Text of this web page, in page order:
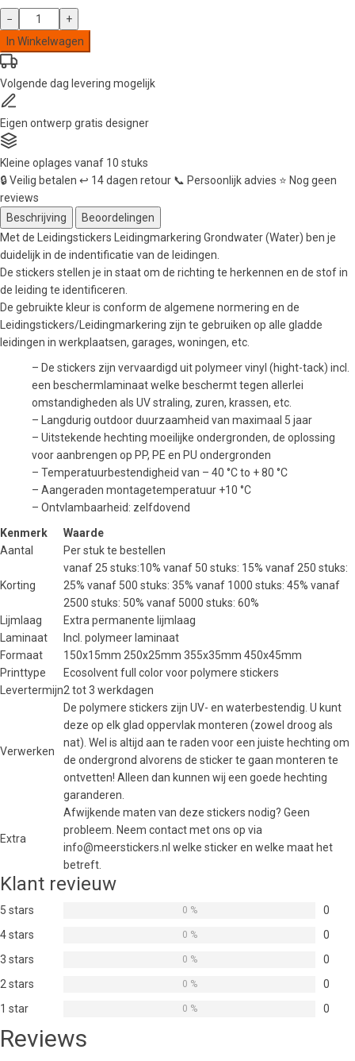
Leidingstickers
Leidingmarkering
Grondwater
(Water)
aantal
−
+
In Winkelwagen
Volgende dag levering mogelijk
Eigen ontwerp gratis designer
Kleine oplages vanaf 10 stuks
🔒Veilig betalen ↩️ 14 dagen retour 📞 Persoonlijk advies ⭐ Nog geen
reviews
Beschrijving
Beoordelingen
Met de Leidingstickers Leidingmarkering Grondwater (Water) ben je
duidelijk in de indentificatie van de leidingen.
De stickers stellen je in staat om de richting te herkennen en de stof in
de leiding te identificeren.
De gebruikte kleur is conform de algemene normering en de
Leidingstickers/Leidingmarkering zijn te gebruiken op alle gladde
leidingen in werkplaatsen, garages, woningen, etc.
– De stickers zijn vervaardigd uit polymeer vinyl (hight-tack) incl.
een beschermlaminaat welke beschermt tegen allerlei
omstandigheden als UV straling, zuren, krassen, etc.
– Langdurig outdoor duurzaamheid van maximaal 5 jaar
– Uitstekende hechting moeilijke ondergronden, de oplossing
voor aanbrengen op PP, PE en PU ondergronden
– Temperatuurbestendigheid van – 40 °C to + 80 °C
– Aangeraden montagetemperatuur +10 °C
– Ontvlambaarheid: zelfdovend
Kenmerk
Waarde
Aantal
Per stuk te bestellen
Korting
vanaf 25 stuks:10% vanaf 50 stuks: 15% vanaf 250 stuks:
25% vanaf 500 stuks: 35% vanaf 1000 stuks: 45% vanaf
2500 stuks: 50% vanaf 5000 stuks: 60%
Lijmlaag
Extra permanente lijmlaag
Laminaat
Incl. polymeer laminaat
Formaat
150x15mm 250x25mm 355x35mm 450x45mm
Printtype
Ecosolvent full color voor polymere stickers
Levertermijn2 tot 3 werkdagen
Verwerken
De polymere stickers zijn UV- en waterbestendig. U kunt
deze op elk glad oppervlak monteren (zowel droog als
nat). Wel is altijd aan te raden voor een juiste hechting om
de ondergrond alvorens de sticker te gaan monteren te
ontvetten! Alleen dan kunnen wij een goede hechting
garanderen.
Extra
Afwijkende maten van deze stickers nodig? Geen
probleem. Neem contact met ons op via
info@meerstickers.nl welke sticker en welke maat het
betreft.
Klant revieuw
5 stars 0
0 %
4 stars 0
0 %
3 stars 0
0 %
2 stars 0
0 %
1 star 0
0 %
Reviews